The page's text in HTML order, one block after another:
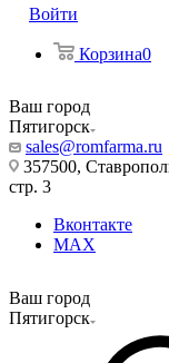
Войти
Корзина0
Ваш город
Пятигорск
sales@romfarma.ru
357500,
стр. 3
Вконтакте
MAX
Ваш город
Пятигорск